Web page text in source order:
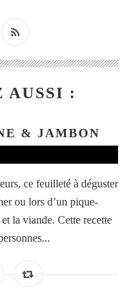
AUSSI :
& JAMBON
ce feuilleté à déguster
ou lors d’un pique-
la viande. Cette recette